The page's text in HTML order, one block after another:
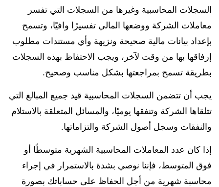
السجلات المحاسبية وغيرها من السجلات التي تفسر
معاملات الشركة ووضعها المالي تفسيرًا وافيًا، وتسمح
بإعداد بيانات مالية صحيحة ونزيهة وأي مستندات مطلوب
إرفاقها بها من وقت لآخر، ويجب الاحتفاظ بهذه السجلات
بطريقة تسمح بمراجعتها بشكل مناسب وصحيح.
يجب أن تتضمن السجلات المحاسبية قيد جميع المبالغ التي
تتلقاها الشركة وتنفقها يوميًا، والمسائل المتعلقة بالاستلام
والنفقات وسجل أصول الشركة والتزاماتها.
إذا كان عدد المعاملات المحاسبية الشهرية متوسطًا أو
فوق المتوسط، فإننا نوصي بشدة بالاستمرار في إجراء
محاسبة شهرية من أجل الحفاظ على حساباتك بصورة